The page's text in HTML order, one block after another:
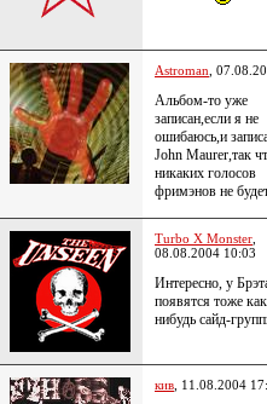
Astroman ,
Альбом-то уже
записан,если я не
ошибаюсь,и
John Maurer,так
никаких голосов
фримэнов не
Turbo X Monster
08.08.2004 10:03
Интересно, у
появятся тоже
нибудь сайд-
кив , 11.08.2004